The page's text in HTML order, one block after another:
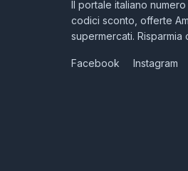
Il portale italiano
codici sconto, offerte
supermercati. Risparmia
Facebook Instagram